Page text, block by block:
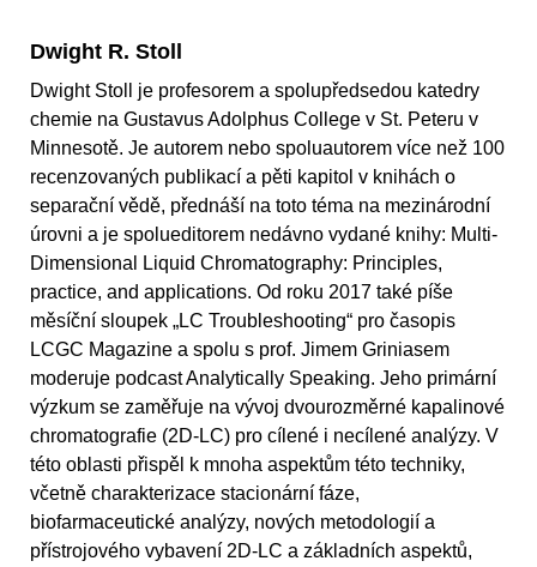
Dwight R. Stoll
Dwight Stoll je profesorem a spolupředsedou katedry
chemie na Gustavus Adolphus College v St. Peteru v
Minnesotě. Je autorem nebo spoluautorem více než 100
recenzovaných publikací a pěti kapitol v knihách o
separační vědě, přednáší na toto téma na mezinárodní
úrovni a je spolueditorem nedávno vydané knihy: Multi-
Dimensional Liquid Chromatography: Principles,
practice, and applications. Od roku 2017 také píše
měsíční sloupek „LC Troubleshooting“ pro časopis
LCGC Magazine a spolu s prof. Jimem Griniasem
moderuje podcast Analytically Speaking. Jeho primární
výzkum se zaměřuje na vývoj dvourozměrné kapalinové
chromatografie (2D-LC) pro cílené i necílené analýzy. V
této oblasti přispěl k mnoha aspektům této techniky,
včetně charakterizace stacionární fáze,
biofarmaceutické analýzy, nových metodologií a
přístrojového vybavení 2D-LC a základních aspektů,